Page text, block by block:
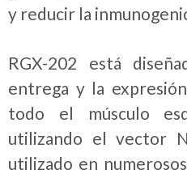
y reducir la
RGX-202 está
entrega y la
todo el músculo
utilizando el vector
utilizado en